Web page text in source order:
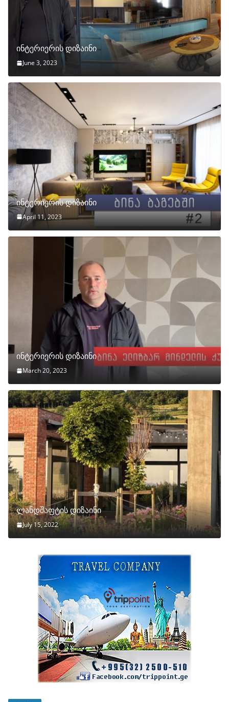
ინტერიერის დიზაინი
June 3, 2023
ინტერიერის დიზაინი
April 11, 2023
ინტერიერის დიზაინი
March 20, 2023
ლანდშაფტის დიზაინი
July 15, 2022